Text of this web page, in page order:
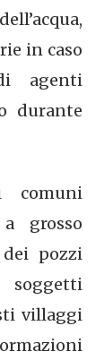
in caso
agenti
durante
comuni
grosso
pozzi
villaggi